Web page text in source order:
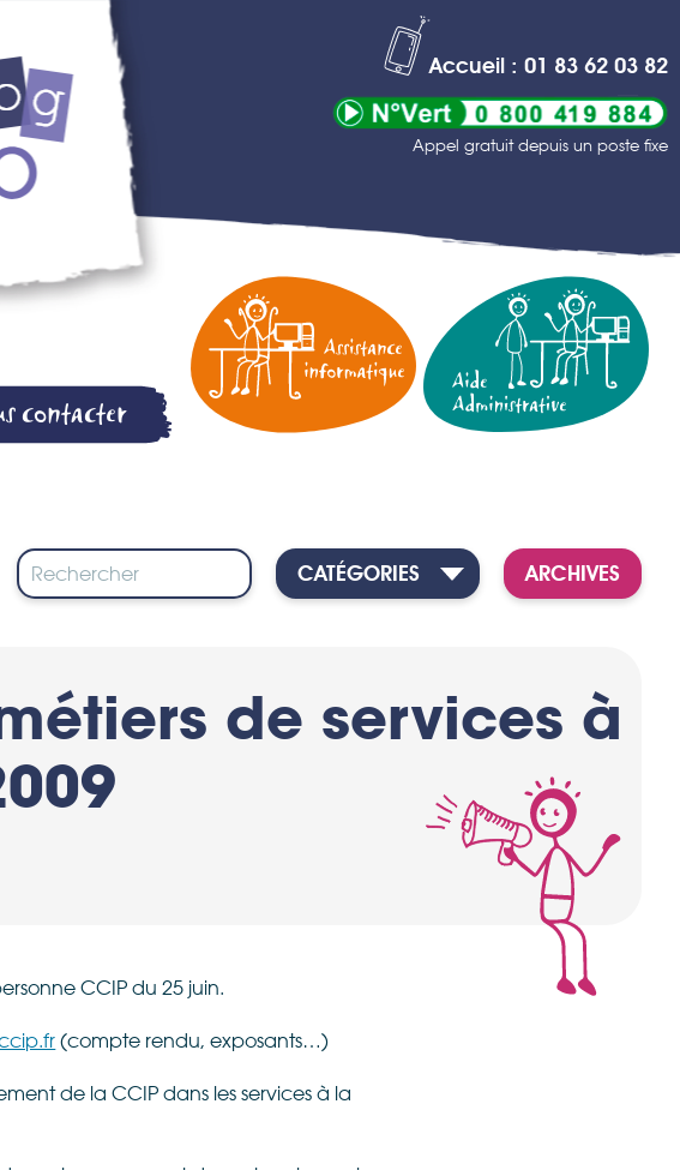
Accueil : 01 83 62 03 82
Appel gratuit depuis un poste fixe
contacter
CATÉGORIES ARCHIVES
de services à
CCIP du 25 juin.
(compte rendu, exposants…)
de la CCIP dans les services à la